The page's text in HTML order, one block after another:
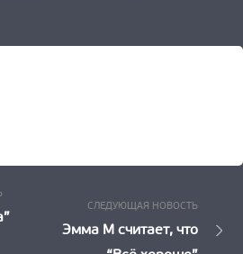
Предыдущая
Новость:
СЛЕДУЮЩАЯ НОВОСТЬ
Эмма М считает, что